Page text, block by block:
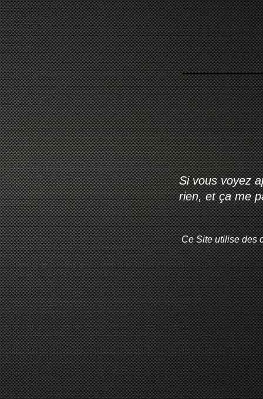
Si vous voyez
rien, et ça me
Ce Site utilise des